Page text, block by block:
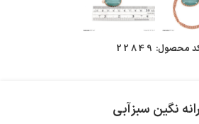
محصول: 22849
نگین سبزآبی